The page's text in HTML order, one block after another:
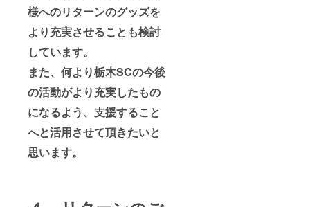
様へのリターンのグッズを
より充実させることも検討
しています。
また、何より栃木SCの今後
の活動がより充実したもの
になるよう、支援すること
へと活用させて頂きたいと
思います。